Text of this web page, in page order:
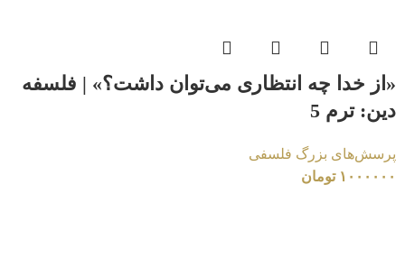
«از خدا چه انتظاری می‌توان داشت؟» | فلسفه
دین: ترم 5
پرسش‌های بزرگ فلسفی
۱۰۰۰۰۰۰ تومان